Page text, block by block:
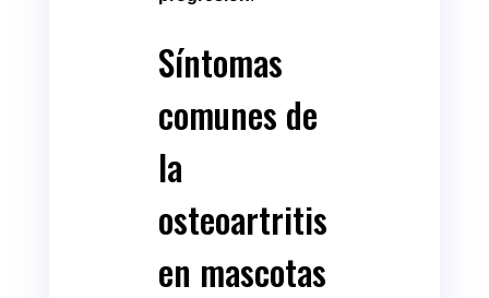
Síntomas
comunes de
la
osteoartritis
en mascotas